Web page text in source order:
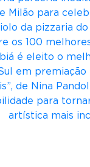
Milão para
da pizzaria
os 100
é eleito o
em premiação
de Nina
para
artística mais